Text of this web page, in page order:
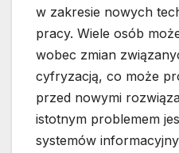
w zakresie nowych
pracy. Wiele osób
wobec zmian
cyfryzacją, co może
przed nowymi
istotnym problemem
systemów